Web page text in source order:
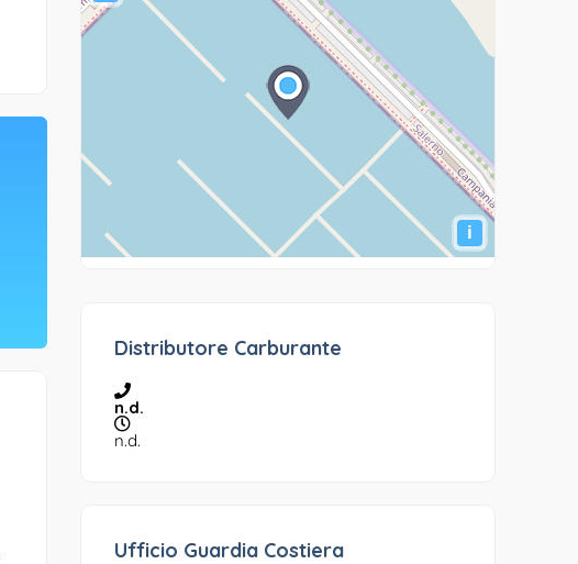
i
Distributore Carburante
n.d.
n.d.
Ufficio Guardia Costiera